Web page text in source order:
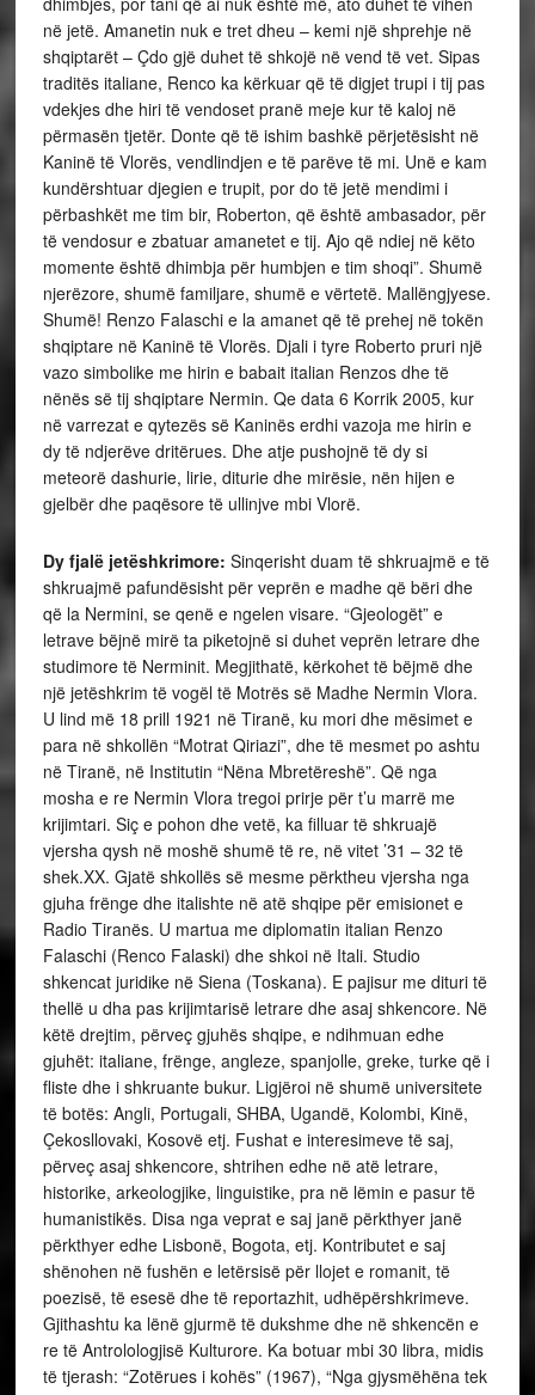
në jetë. Amanetin nuk e tret dheu – kemi një shprehje në
shqiptarët – Çdo gjë duhet të shkojë në vend të vet. Sipas
traditës italiane, Renco ka kërkuar që të digjet trupi i tij pas
vdekjes dhe hiri të vendoset pranë meje kur të kaloj në
përmasën tjetër. Donte që të ishim bashkë përjetësisht në
Kaninë të Vlorës, vendlindjen e të parëve të mi. Unë e kam
kundërshtuar djegien e trupit, por do të jetë mendimi i
përbashkët me tim bir, Roberton, që është ambasador, për
të vendosur e zbatuar amanetet e tij. Ajo që ndiej në këto
momente është dhimbja për humbjen e tim shoqi”. Shumë
njerëzore, shumë familjare, shumë e vërtetë. Mallëngjyese.
Shumë! Renzo Falaschi e la amanet që të prehej në tokën
shqiptare në Kaninë të Vlorës. Djali i tyre Roberto pruri një
vazo simbolike me hirin e babait italian Renzos dhe të
nënës së tij shqiptare Nermin. Qe data 6 Korrik 2005, kur
në varrezat e qytezës së Kaninës erdhi vazoja me hirin e
dy të ndjerëve dritërues. Dhe atje pushojnë të dy si
meteorë dashurie, lirie, diturie dhe mirësie, nën hijen e
gjelbër dhe paqësore të ullinjve mbi Vlorë.
Dy fjalë jetëshkrimore: Sinqerisht duam të shkruajmë e të
shkruajmë pafundësisht për veprën e madhe që bëri dhe
që la Nermini, se qenë e ngelen visare. “Gjeologët” e
letrave bëjnë mirë ta piketojnë si duhet veprën letrare dhe
studimore të Nerminit. Megjithatë, kërkohet të bëjmë dhe
një jetëshkrim të vogël të Motrës së Madhe Nermin Vlora.
U lind më 18 prill 1921 në Tiranë, ku mori dhe mësimet e
para në shkollën “Motrat Qiriazi”, dhe të mesmet po ashtu
në Tiranë, në Institutin “Nëna Mbretëreshë”. Që nga
mosha e re Nermin Vlora tregoi prirje për t’u marrë me
krijimtari. Siç e pohon dhe vetë, ka filluar të shkruajë
vjersha qysh në moshë shumë të re, në vitet ’31 – 32 të
shek.XX. Gjatë shkollës së mesme përktheu vjersha nga
gjuha frënge dhe italishte në atë shqipe për emisionet e
Radio Tiranës. U martua me diplomatin italian Renzo
Falaschi (Renco Falaski) dhe shkoi në Itali. Studio
shkencat juridike në Siena (Toskana). E pajisur me dituri të
thellë u dha pas krijimtarisë letrare dhe asaj shkencore. Në
këtë drejtim, përveç gjuhës shqipe, e ndihmuan edhe
gjuhët: italiane, frënge, angleze, spanjolle, greke, turke që i
fliste dhe i shkruante bukur. Ligjëroi në shumë universitete
të botës: Angli, Portugali, SHBA, Ugandë, Kolombi, Kinë,
Çekosllovaki, Kosovë etj. Fushat e interesimeve të saj,
përveç asaj shkencore, shtrihen edhe në atë letrare,
historike, arkeologjike, linguistike, pra në lëmin e pasur të
humanistikës. Disa nga veprat e saj janë përkthyer janë
përkthyer edhe Lisbonë, Bogota, etj. Kontributet e saj
shënohen në fushën e letërsisë për llojet e romanit, të
poezisë, të esesë dhe të reportazhit, udhëpërshkrimeve.
Gjithashtu ka lënë gjurmë të dukshme dhe në shkencën e
re të Antrolologjisë Kulturore. Ka botuar mbi 30 libra, midis
të tjerash: “Zotërues i kohës” (1967), “Nga gjysmëhëna tek